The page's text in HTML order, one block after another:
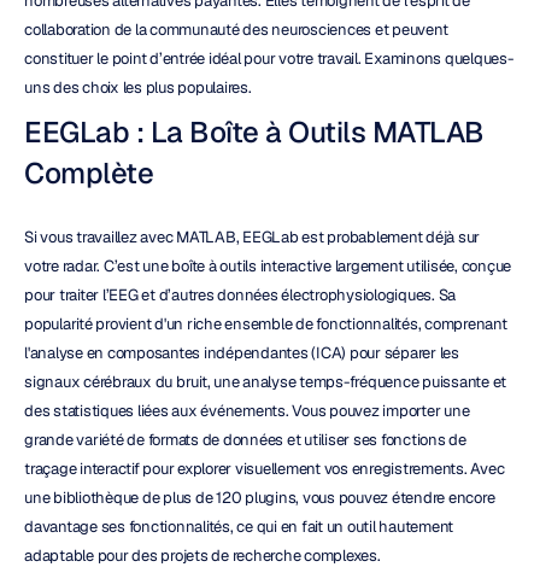
collaboration de la communauté des neurosciences et peuvent
constituer le point d’entrée idéal pour votre travail. Examinons quelques-
uns des choix les plus populaires.
EEGLab : La Boîte à Outils MATLAB
Complète
Si vous travaillez avec MATLAB, EEGLab est probablement déjà sur
votre radar. C’est une boîte à outils interactive largement utilisée, conçue
pour traiter l’EEG et d’autres données électrophysiologiques. Sa
popularité provient d'un riche ensemble de fonctionnalités, comprenant
l'analyse en composantes indépendantes (ICA) pour séparer les
signaux cérébraux du bruit, une analyse temps-fréquence puissante et
des statistiques liées aux événements. Vous pouvez importer une
grande variété de formats de données et utiliser ses fonctions de
traçage interactif pour explorer visuellement vos enregistrements. Avec
une bibliothèque de plus de 120 plugins, vous pouvez étendre encore
davantage ses fonctionnalités, ce qui en fait un outil hautement
adaptable pour des projets de recherche complexes.